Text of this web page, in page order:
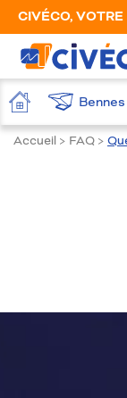
CIVÉCO,
Accueil Bennes
Accueil > FAQ >